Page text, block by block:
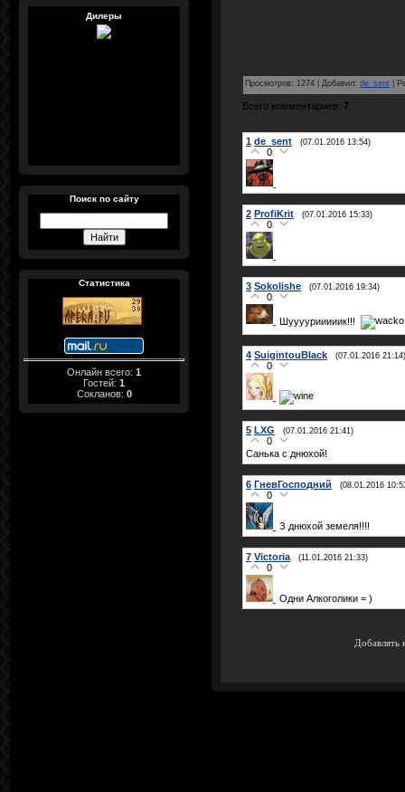
Дилеры
Поиск по сайту
Статистика
Онлайн всего: 1
Гостей: 1
Сокланов: 0
Просмотров: 1274 Добавил: de_sent
Всего комментариев: 7
1 de_sent (07.01.2016 13:54)
0
2 ProfiKrit (07.01.2016 15:33)
0
3 Sokolishe (07.01.2016 19:34)
0
Шуууурииииик!!!
4 SuigintouBlack (07.01.2016 21:14)
0
5 LXG (07.01.2016 21:41)
0
Санька с днюхой!
6 ГневГосподний (08.01.2016
0
З днюхой земеля!!!!
7 Victoria (11.01.2016 21:33)
0
Одни Алкоголики = )
Добавлять